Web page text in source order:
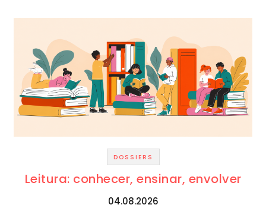
DOSSIERS
Leitura: conhecer, ensinar, envolver
04.08.2026